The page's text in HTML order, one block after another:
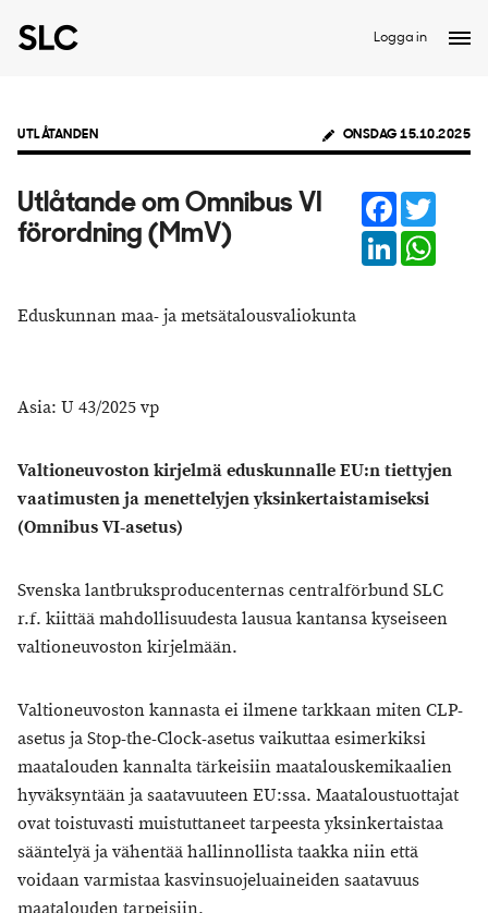
Logga in
UTLÅTANDEN ONSDAG 15.10.2025
Utlåtande om Omnibus VI
förordning (MmV)
Facebook
LinkedIn
Eduskunnan maa- ja metsätalousvaliokunta
Asia: U 43/2025 vp
Valtioneuvoston kirjelmä eduskunnalle EU:n tiettyjen
vaatimusten ja menettelyjen yksinkertaistamiseksi
(Omnibus VI-asetus)
Svenska lantbruksproducenternas centralförbund SLC
r.f. kiittää mahdollisuudesta lausua kantansa kyseiseen
valtioneuvoston kirjelmään.
Valtioneuvoston kannasta ei ilmene tarkkaan miten CLP-
asetus ja Stop-the-Clock-asetus vaikuttaa esimerkiksi
maatalouden kannalta tärkeisiin maatalouskemikaalien
hyväksyntään ja saatavuuteen EU:ssa. Maataloustuottajat
ovat toistuvasti muistuttaneet tarpeesta yksinkertaistaa
sääntelyä ja vähentää hallinnollista taakka niin että
voidaan varmistaa kasvinsuojeluaineiden saatavuus